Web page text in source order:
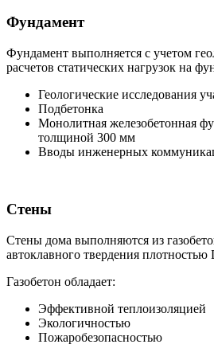
Фундамент
Фундамент выполняется с учетом
расчетов статических нагрузок на
Геологические исследования
Подбетонка
Монолитная железобетонная
толщиной 300 мм
Вводы инженерных
Стены
Стены дома выполняются из
автоклавного твердения плотностью
Газобетон обладает:
Эффективной теплоизоляцией
Экологичностью
Пожаробезопасностью